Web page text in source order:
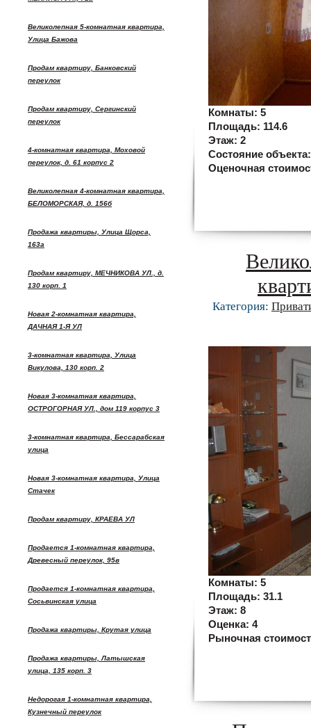
Великолепная 5-комнатная квартира,
Улица Бажова
Продам квартиру, Банковский
переулок
Продам квартиру, Сергинский
переулок
4-комнатная квартира, Моховой
переулок, д. 61 корпус 2
Великолепная 4-комнатная квартира,
БЕЛОМОРСКАЯ, д. 156б
Продажа квартиры, Улица Щорса,
163а
Продам квартиру, МЕЧНИКОВА УЛ., д.
130 корп. 1
Новая 2-комнатная квартира,
ДАЧНАЯ 1-Я УЛ
3-комнатная квартира, Улица
Викулова, 130 корп. 2
Новая 3-комнатная квартира,
ОСТРОГОРНАЯ УЛ., дом 119 корпус 3
3-комнатная квартира, Бессарабская
улица
Новая 3-комнатная квартира, Улица
Стачек
Продам квартиру, КРАЕВА УЛ
Продается 1-комнатная квартира,
Древесный переулок, 95в
Продается 1-комнатная квартира,
Сосьвинская улица
Продажа квартиры, Крутая улица
Продажа квартиры, Латышская
улица, 135 корп. 3
Недорогая 1-комнатная квартира,
Кузнечный переулок
Комнаты: 5
Площадь: 114.6
Этаж: 2
Состояние
Оценочная
Категория:
Комнаты: 5
Площадь: 31.1
Этаж: 8
Оценка: 4
Рыночная